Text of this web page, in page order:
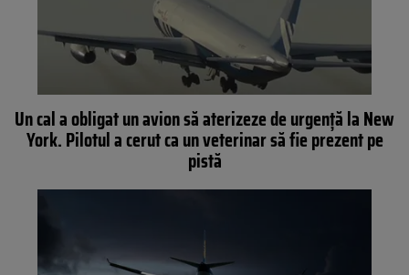
Un cal a obligat un avion să aterizeze de urgență la New
York. Pilotul a cerut ca un veterinar să fie prezent pe
pistă